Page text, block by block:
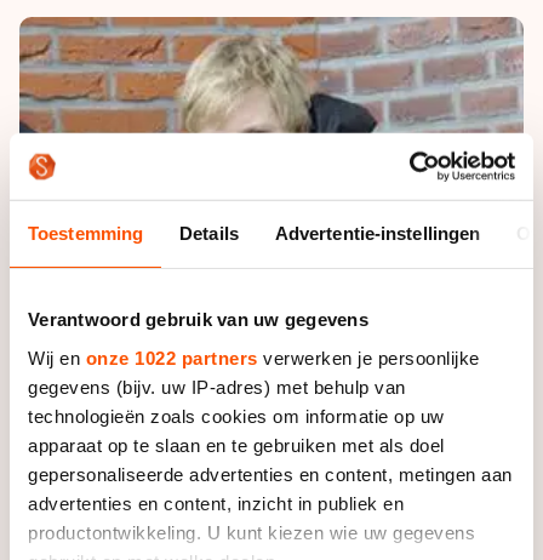
Toestemming Details Advertentie-instellingen
Verantwoord gebruik van uw gegevens
Wij en onze 1022 partners verwerken je persoonlijke
gegevens (bijv. uw IP-adres) met behulp van
technologieën zoals cookies om informatie op uw
apparaat op te slaan en te gebruiken met als doel
gepersonaliseerde advertenties en content, metingen aan
advertenties en content, inzicht in publiek en
productontwikkeling. U kunt kiezen wie uw gegevens
Kunstschaatsen
Schoonrijden
Natuurijs
Inlineskaten
Kunstschaatsen
Persoonlijke records & tijden
Historie & statistiek
De weg op
Inschrijven wedstrijden
Algemene Nederlandse Schaatstijd
Deze zomer de weg op
Waar kan ik schaatsen en skaten?
Schaatsfans
Alles voor jou als schaatsfan
Evenementen
Tickets
Word schaatsfan!
Winacties
Olympische Spelen
Olympische Spelen
Medaillespiegel
Olympische uitslagen
Van Jong tot Goud verhalen